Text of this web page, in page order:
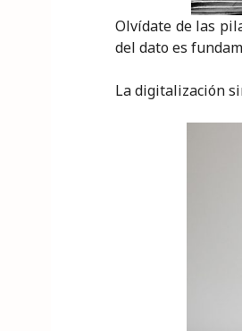
Olvídate de las
del dato es
La digitalización